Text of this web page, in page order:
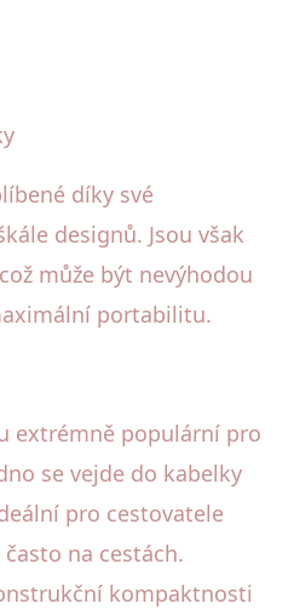
díky své
designů. Jsou však
může být nevýhodou
portabilitu.
extrémně populární pro
se vejde do kabelky
pro cestovatele
na cestách.
kompaktnosti